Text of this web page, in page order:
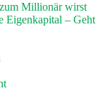
Millionär wirst
Eigenkapital – Geht